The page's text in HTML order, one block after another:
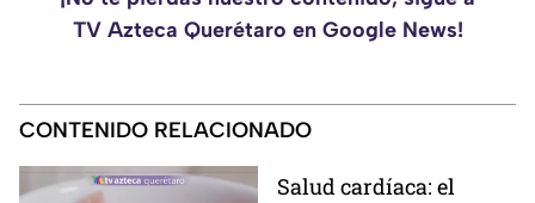
TV Azteca Querétaro en Google News!
CONTENIDO RELACIONADO
Salud cardíaca: el